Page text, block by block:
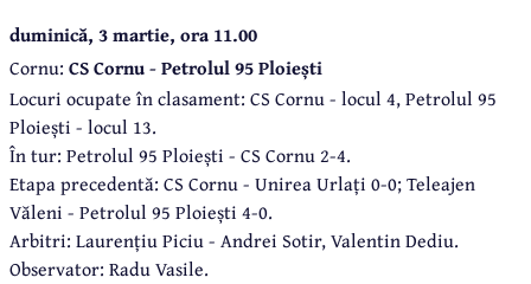
duminică, 3 martie, ora 11.00
Cornu: CS Cornu - Petrolul 95 Ploiești
Locuri ocupate în clasament: CS Cornu - locul 4, Petrolul 95
Ploiești - locul 13.
În tur: Petrolul 95 Ploiești - CS Cornu 2-4.
Etapa precedentă: CS Cornu - Unirea Urlați 0-0; Teleajen
Văleni - Petrolul 95 Ploiești 4-0.
Arbitri: Laurențiu Piciu - Andrei Sotir, Valentin Dediu.
Observator: Radu Vasile.